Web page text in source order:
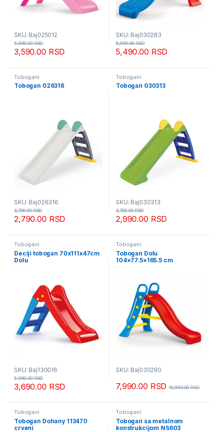
SKU: Baj025012
3,590.00 RSD
5,990.00RSD
SKU: Baj030283
5,490.00 RSD
8,990.00RSD
Tobogani
Tobogan 026316
SKU: Baj026316
2,790.00 RSD
3,790.00RSD
Tobogani
Tobogan 030313
SKU: Baj030313
2,990.00 RSD
3,790.00RSD
Tobogani
Deciji tobogan 70x111x47cm
Dolu
SKU: Baj130016
3,690.00 RSD
5,990.00RSD
Tobogani
Tobogan Dolu
104×77.5×165.5 cm
SKU: Baj030290
7,990.00 RSD 10,990.00RSD
Tobogani
Tobogan Dohany 113470
crveni
Tobogani
Tobogan sa metalnom
konstrukcijom NS603